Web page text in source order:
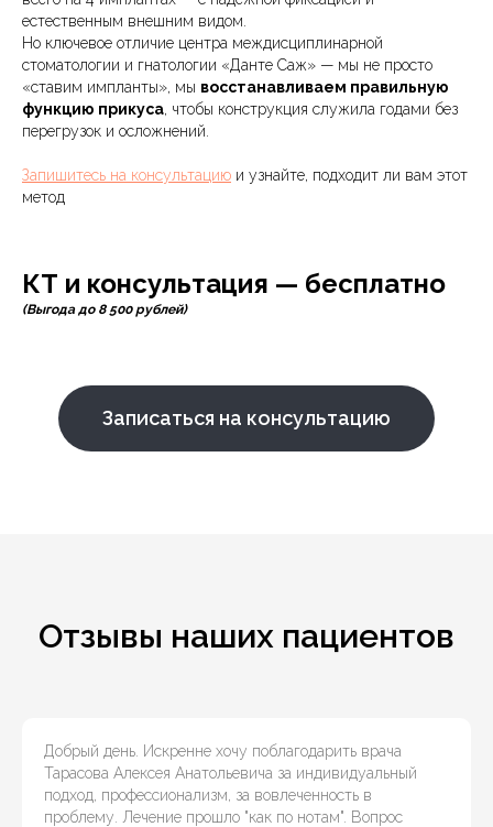
естественным внешним видом.
Но ключевое отличие центра междисциплинарной
стоматологии и гнатологии «Данте Саж» — мы не просто
«ставим импланты», мы восстанавливаем правильную
функцию прикуса, чтобы конструкция служила годами без
перегрузок и осложнений.
Запишитесь на консультацию и узнайте, подходит ли вам этот
метод
КТ и консультация — бесплатно
(Выгода до 8 500 рублей)
Записаться на консультацию
Отзывы наших пациентов
Добрый день. Искренне хочу поблагодарить врача
Тарасова Алексея Анатольевича за индивидуальный
подход, профессионализм, за вовлеченность в
проблему. Лечение прошло "как по нотам". Вопрос